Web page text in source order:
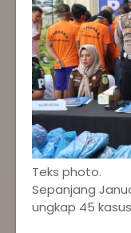
Teks photo.
Sepanjang
ungkap 45